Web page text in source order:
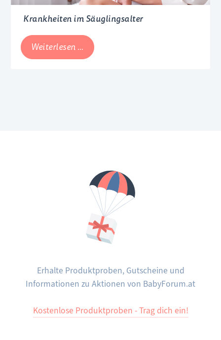
Krankheiten im Säuglingsalter
Weiterlesen … Krankheiten
im
Erhalte Produktproben, Gutscheine und
Informationen zu Aktionen von BabyForum.at
Kostenlose Produktproben - Trag dich ein!